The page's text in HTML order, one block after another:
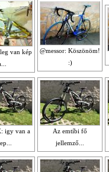
van kép
@messor: Köszönöm!
:)
igy van a
Az emtíbi fő
jellemző...